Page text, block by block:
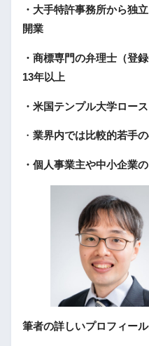
・大手特許事務所から独立
開業
・商標専門の弁理士（登
13年以上
・米国テンプル大学ロー
・ 業界内では比較的若手
・個人事業主や中小企業
筆者の詳しいプロフィール